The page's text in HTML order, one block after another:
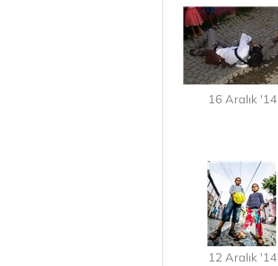
16 Aralık '14
12 Aralık '14